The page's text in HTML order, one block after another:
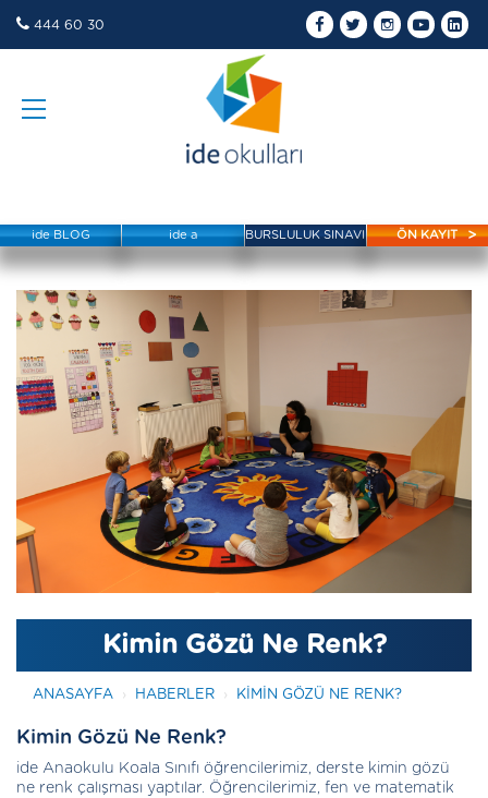
444 60 30
ide BLOG ide a BURSLULUK SINAVI ÖN KAYIT
Kimin Gözü Ne Renk?
ANASAYFA HABERLER KIMIN GÖZÜ NE RENK?
Kimin Gözü Ne Renk?
ide Anaokulu Koala Sınıfı öğrencilerimiz, derste kimin gözü
ne renk çalışması yaptılar. Öğrencilerimiz, fen ve matematik